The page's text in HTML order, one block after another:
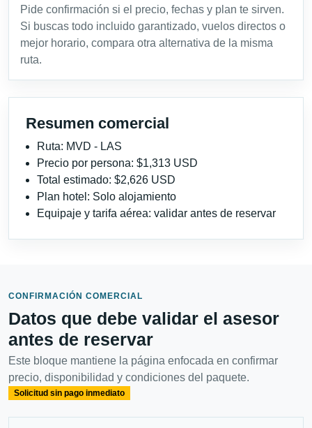
Pide confirmación si el precio, fechas y plan te sirven.
Si buscas todo incluido garantizado, vuelos directos o
mejor horario, compara otra alternativa de la misma
ruta.
Resumen comercial
Ruta: MVD - LAS
Precio por persona: $1,313 USD
Total estimado: $2,626 USD
Plan hotel: Solo alojamiento
Equipaje y tarifa aérea: validar antes de reservar
CONFIRMACIÓN COMERCIAL
Datos que debe validar el asesor
antes de reservar
Este bloque mantiene la página enfocada en confirmar
precio, disponibilidad y condiciones del paquete.
Solicitud sin pago inmediato